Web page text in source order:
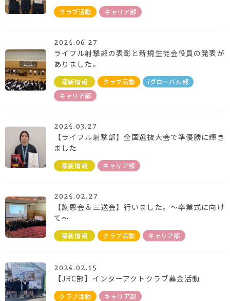
クラブ活動 キャリア部
2024.06.27
ライフル射撃部の表彰と新規生徒会役員の発表が
ありました。
最新情報 クラブ活動
iグローバル部
キャリア部
2024.03.27
【ライフル射撃部】全国選抜大会で準優勝に輝き
ました
最新情報 キャリア部
2024.02.27
【謝恩会＆三送会】行いました。～卒業式に向け
て～
最新情報 クラブ活動 キャリア部
2024.02.15
【JRC部】インターアクトクラブ募金活動
クラブ活動 キャリア部